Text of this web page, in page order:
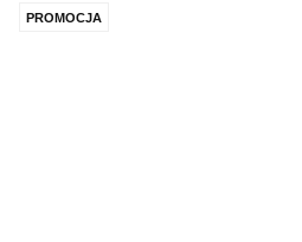
PROMOCJA